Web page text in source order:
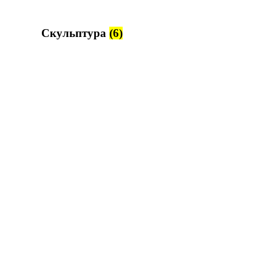
Скульптура (6)